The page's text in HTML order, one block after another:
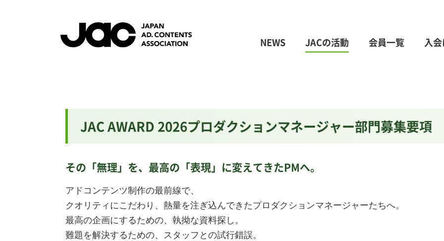
NEWS JACの活動 会員一覧 入
JAC AWARD 2026プロダクションマネージャー部門募集要項
その「無理」を、最高の「表現」に変えてきたPMへ。
アドコンテンツ制作の最前線で、
クオリティにこだわり、熱量を注ぎ込んできたプロダクションマネージャーたちへ。
最高の企画にするための、執拗な資料探し。
難題を解決するための、スタッフとの試行錯誤。